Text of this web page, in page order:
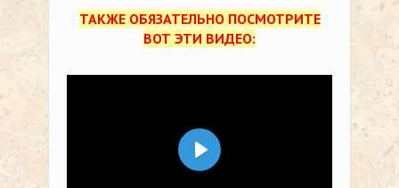
ТАКЖЕ ОБЯЗАТЕЛЬНО ПОСМОТРИТЕ
ВОТ ЭТИ ВИДЕО:
Воспроизвести